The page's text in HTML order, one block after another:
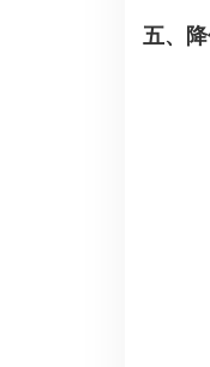
五、